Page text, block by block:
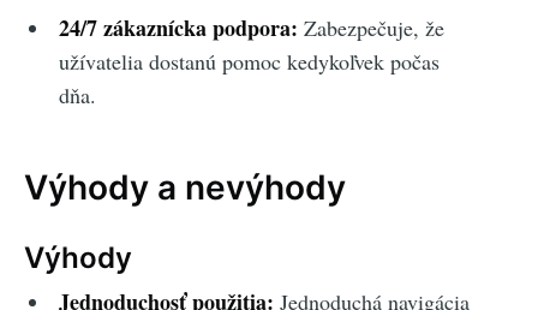
24/7 zákaznícka podpora: Zabezpečuje, že
užívatelia dostanú pomoc kedykoľvek počas
dňa.
Výhody a nevýhody
Výhody
Jednoduchosť použitia: Jednoduchá navigácia